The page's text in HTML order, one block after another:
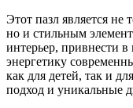
Этот пазл является не
но и стильным
интерьер, привнести
энергетику
как для детей, так и
подход и уникальные